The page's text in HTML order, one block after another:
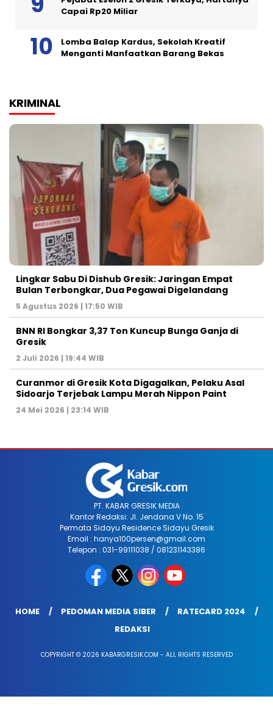
Capai Rp20 Miliar
Lomba Balap Kardus, Sekolah Kreatif
Menganti Manfaatkan Barang Bekas
KRIMINAL
Lingkar Sabu Di Dishub Gresik: Jaringan Empat
Bulan Terbongkar, Dua Pegawai Digelandang
5 Agustus 2026 | 17:50 WIB
BNN RI Bongkar 3,37 Ton Kuncup Bunga Ganja di
Gresik
2 Juli 2026 | 19:44 WIB
Curanmor di Gresik Kota Digagalkan, Pelaku Asal
Sidoarjo Terjebak Lampu Merah Nippon Paint
24 Mei 2026 | 23:14 WIB
PT. KABAR GRESIK MEDIA
Kantor Redaksi: Jl. Jendana V No. 15
Permata Sidayu Residence Sidayu Gresik
Email : hanya100persen@gmail.com
Telepon : 031-99111038 / 081231143386
HOME PEDOMAN MEDIA SIBER
RATECARD 2024
REDAKSI
COPYRIGHT © 2026 KABARGRESIK.COM - ALL RIGHTS RESERVED